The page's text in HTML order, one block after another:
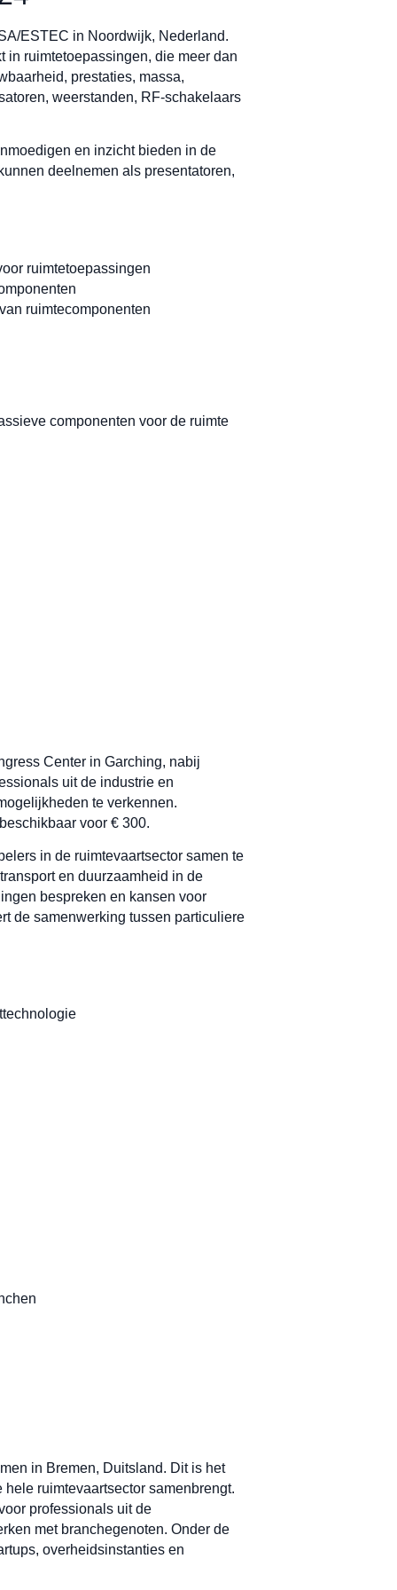
ESTEC in Noordwijk, Nederland.
in ruimtetoepassingen, die meer dan
prestaties, massa,
weerstanden, RF-schakelaars
en inzicht bieden in de
deelnemen als presentatoren,
ruimtetoepassingen
ruimtecomponenten
componenten voor de ruimte
Center in Garching, nabij
uit de industrie en
te verkennen.
voor € 300.
in de ruimtevaartsector samen te
en duurzaamheid in de
bespreken en kansen voor
de samenwerking tussen particuliere
in Bremen, Duitsland. Dit is het
ruimtevaartsector samenbrengt.
professionals uit de
met branchegenoten. Onder de
overheidsinstanties en